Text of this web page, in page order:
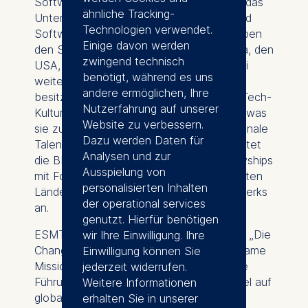
Unternehmen seine IT-Expertise in IT- und
Software-Hubs auf der ganzen Welt. Neben
den Standorten in Deutschland, Südafrika, den
USA, Portugal und China gibt es nun zwei
weitere in Rumänien und Indien. Die Hubs
besitzen ihre eigene unverwechselbare Tech-
Kultur und ein hohes Maß an Autonomie, was
sie zu attraktiven Arbeitsplätzen für regionale
Talentpools macht. Aus diesem Grund bietet
die BMW Group die Change Maker Fellowships
mit Fokus auf Digitalisierung in ausgewählten
Ländern ihres BMW Group IT-Hub-Netzwerks
an.
ESMT-Präsident Jörg Rocholl äußert sich: „Die
Change Maker vertiefen unsere gemeinsame
Mission mit der BMW Group: technikaffine
Führungskräfte zu fördern, die den Wandel auf
globaler Ebene vorantreiben.“
ähnliche Tracking-
Technologien verwendet.
Einige davon werden
zwingend technisch
benötigt, während es uns
andere ermöglichen, Ihre
Nutzerfahrung auf unserer
Website zu verbessern.
Dazu werden Daten für
Analysen und zur
Ausspielung von
personalisierten Inhalten
der operational services
genutzt. Hierfür benötigen
wir Ihre Einwilligung. Ihre
Einwilligung können Sie
jederzeit widerrufen.
Weitere Informationen
erhalten Sie in unserer